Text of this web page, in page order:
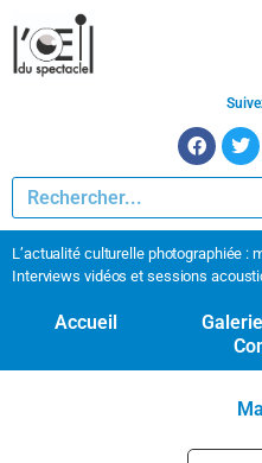
L’actualité culturelle photographiée :
Interviews vidéos et sessions
Accueil